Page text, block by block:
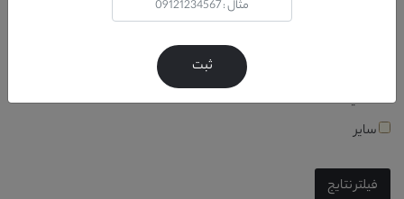
فیلتر براساس مواد اولیه
ملامینه
سایر
فیلتر نتایج
ثبت